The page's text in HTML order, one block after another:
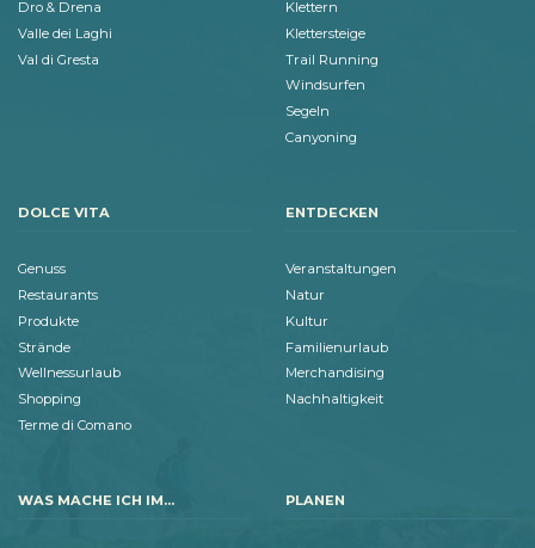
Dro & Drena
Valle dei Laghi
Val di Gresta
Klettern
Klettersteige
Trail Running
Windsurfen
Segeln
Canyoning
DOLCE VITA
Genuss
Restaurants
Produkte
Strände
Wellnessurlaub
Shopping
Terme di Comano
ENTDECKEN
Veranstaltungen
Natur
Kultur
Familienurlaub
Merchandising
Nachhaltigkeit
WAS MACHE ICH IM... PLANEN